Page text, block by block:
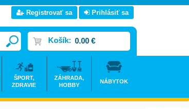
Registrovať sa Prihlásiť sa
Košík: 0.00 €
ŠPORT,
ZDRAVIE
ZÁHRADA,
HOBBY
NÁBYTOK